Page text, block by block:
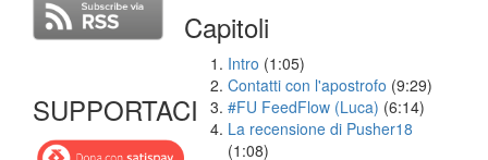
SUPPORTACI
Capitoli
Intro (1:05)
Contatti con l'apostrofo (9:29)
#FU FeedFlow (Luca) (6:14)
La recensione di Pusher18
(1:08)